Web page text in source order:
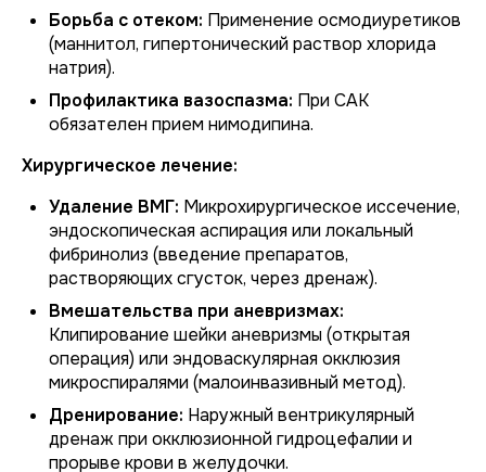
Борьба с отеком: Применение осмодиуретиков
(маннитол, гипертонический раствор хлорида
натрия).
Профилактика вазоспазма: При САК
обязателен прием нимодипина.
Хирургическое лечение:
Удаление ВМГ: Микрохирургическое иссечение,
эндоскопическая аспирация или локальный
фибринолиз (введение препаратов,
растворяющих сгусток, через дренаж).
Вмешательства при аневризмах:
Клипирование шейки аневризмы (открытая
операция) или эндоваскулярная окклюзия
микроспиралями (малоинвазивный метод).
Дренирование: Наружный вентрикулярный
дренаж при окклюзионной гидроцефалии и
прорыве крови в желудочки.